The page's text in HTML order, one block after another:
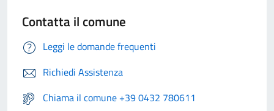
Contatta il comune
Leggi le domande frequenti
Richiedi Assistenza
Chiama il comune +39 0432 780611